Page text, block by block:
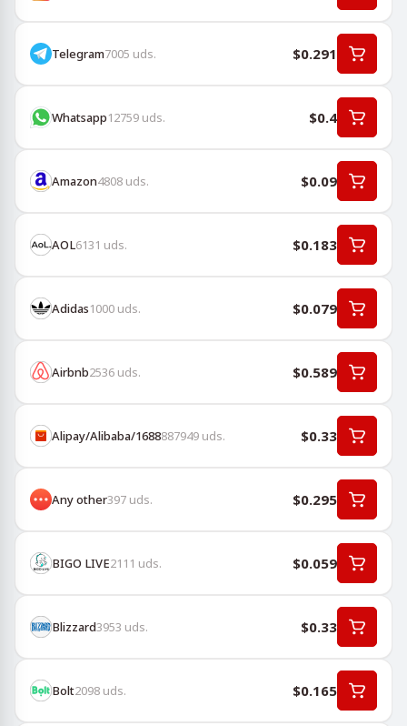
Telegram7005 uds. $0.291
Whatsapp12759 uds. $0.4
Amazon4808 uds. $0.09
AOL6131 uds. $0.183
Adidas1000 uds. $0.079
Airbnb2536 uds. $0.589
Alipay/Alibaba/1688887949 uds. $0.33
Any other397 uds. $0.295
BIGO LIVE2111 uds. $0.059
Blizzard3953 uds. $0.33
Bolt2098 uds. $0.165